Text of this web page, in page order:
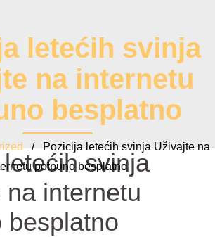
letećih svinja
na internetu
besplatno
/ Pozicija letećih svinja Uživajte na
potpuno besplatno
svinja
na internetu
besplatno